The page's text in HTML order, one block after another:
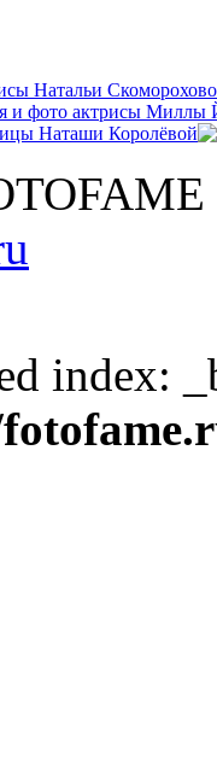
index: